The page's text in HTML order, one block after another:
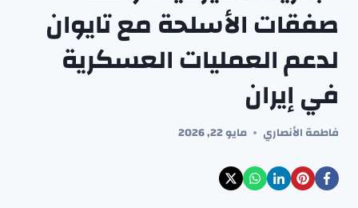
صفقات الأسلحة مع تايوان
لدعم العمليات العسكرية
في إيران
فاطمة الأنصاري مايو 22, 2026